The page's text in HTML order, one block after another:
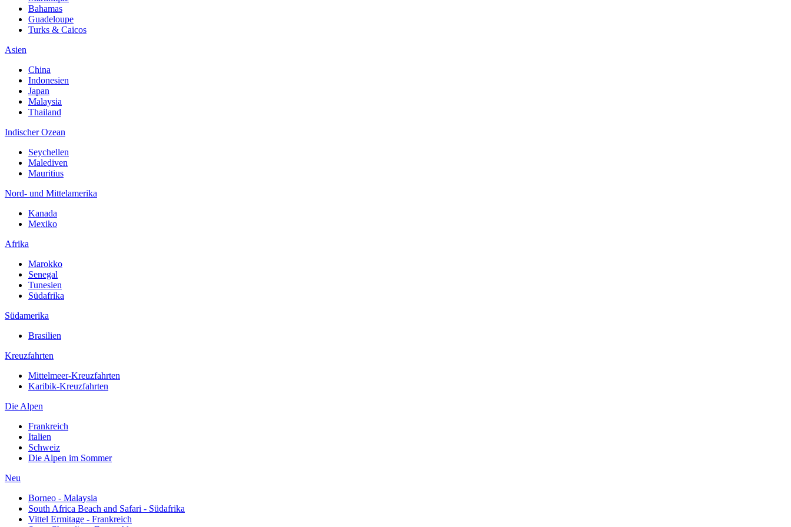
Bahamas
Guadeloupe
Turks & Caicos
Asien
China
Indonesien
Japan
Malaysia
Thailand
Indischer Ozean
Seychellen
Malediven
Mauritius
Nord- und Mittelamerika
Kanada
Mexiko
Afrika
Marokko
Senegal
Tunesien
Südafrika
Südamerika
Brasilien
Kreuzfahrten
Mittelmeer-Kreuzfahrten
Karibik-Kreuzfahrten
Die Alpen
Frankreich
Italien
Schweiz
Die Alpen im Sommer
Neu
Borneo - Malaysia
South Africa Beach and Safari - Südafrika
Vittel Ermitage - Frankreich